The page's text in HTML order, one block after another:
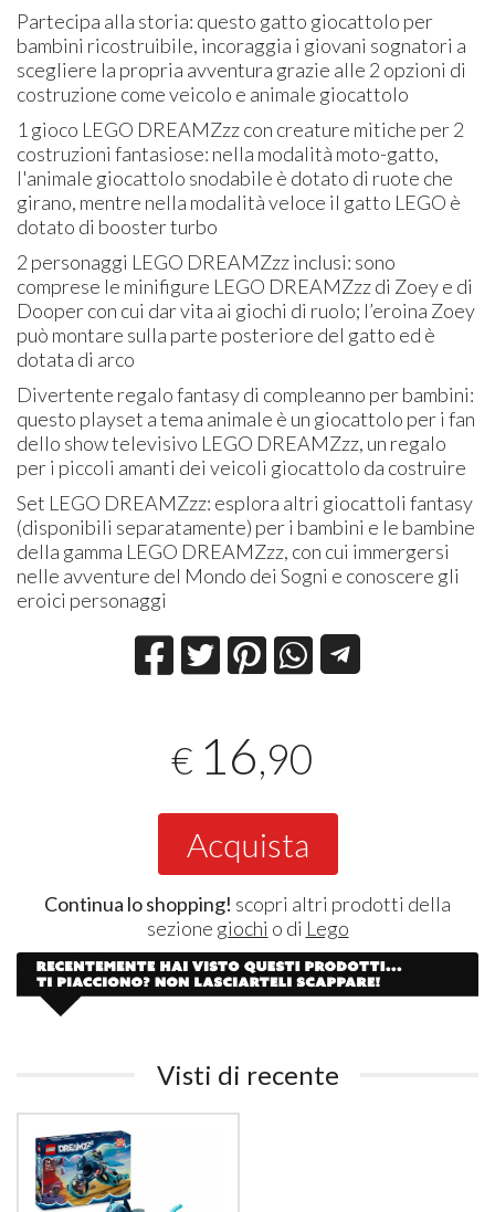
Partecipa alla storia: questo gatto giocattolo per
bambini ricostruibile, incoraggia i giovani sognatori a
scegliere la propria avventura grazie alle 2 opzioni di
costruzione come veicolo e animale giocattolo
1 gioco LEGO DREAMZzz con creature mitiche per 2
costruzioni fantasiose: nella modalità moto-gatto,
l'animale giocattolo snodabile è dotato di ruote che
girano, mentre nella modalità veloce il gatto LEGO è
dotato di booster turbo
2 personaggi LEGO DREAMZzz inclusi: sono
comprese le minifigure LEGO DREAMZzz di Zoey e di
Dooper con cui dar vita ai giochi di ruolo; l’eroina Zoey
può montare sulla parte posteriore del gatto ed è
dotata di arco
Divertente regalo fantasy di compleanno per bambini:
questo playset a tema animale è un giocattolo per i fan
dello show televisivo LEGO DREAMZzz, un regalo
per i piccoli amanti dei veicoli giocattolo da costruire
Set LEGO DREAMZzz: esplora altri giocattoli fantasy
(disponibili separatamente) per i bambini e le bambine
della gamma LEGO DREAMZzz, con cui immergersi
nelle avventure del Mondo dei Sogni e conoscere gli
eroici personaggi
€ 16,90
Acquista
Continua lo shopping! scopri altri prodotti della
sezione giochi o di Lego
Visti di recente